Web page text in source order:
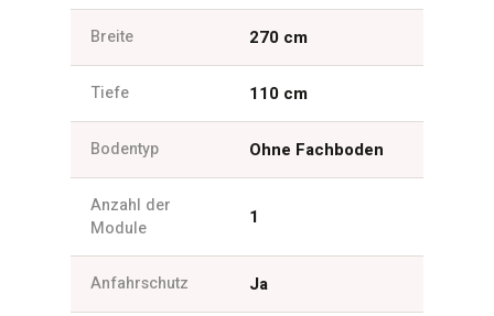
Breite 270 cm
Tiefe 110 cm
Bodentyp Ohne Fachboden
Anzahl der
Module
1
Anfahrschutz Ja